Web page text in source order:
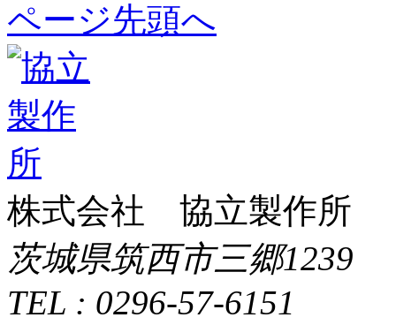
ページ先頭へ
株式会社 協立製作所
茨城県筑西市三郷1239
TEL : 0296-57-6151